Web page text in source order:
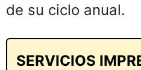
de su ciclo anual.
SERVICIOS